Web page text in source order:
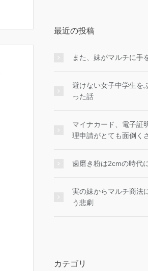
最近の投稿
また、妹がマルチに手
避けない女子中学生を
った話
マイナカード、電子証
理申請がとても面倒く
歯磨き粉は2cmの時代
実の妹からマルチ商法
う悲劇
カテゴリ